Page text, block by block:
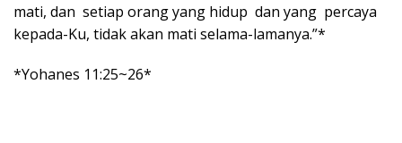
mati, dan setiap orang yang hidup dan yang percaya
kepada-Ku, tidak akan mati selama-lamanya.”*
*Yohanes 11:25~26*